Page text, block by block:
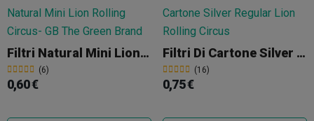
Filtri Natural Mini Lion Rolling Circus
(6)
0,60 €
Filtri Di Cartone Silver Regular Lion Rolling Circus
(16)
0,75 €